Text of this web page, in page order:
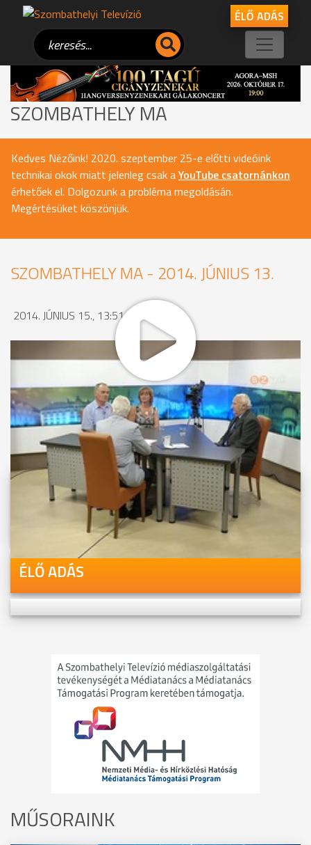
ÉLŐ ADÁS
SZOMBATHELY MA
Kedves Nézőink! 2020. szeptember 25-e előtti videóink
technikai okok miatt jelenleg csak aYouTube csatornánkon
érhetőek el. Dolgozunk a probléma megoldásán.
Megértésüket köszönjük.
SZOMBATHELY MA - 2014. JÚNIUS 13.
2014. JÚNIUS 15., 13:51
MEGOSZTÁS
Videóink megtekinthetőek
Youtube-csatornánkon is!
ÉLŐ ADÁS
MŰSORAINK